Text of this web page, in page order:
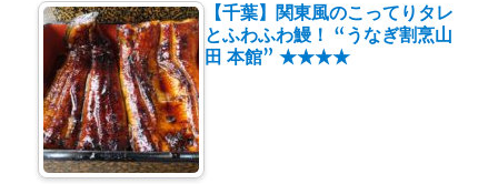
【千葉】関東風のこってりタレ
とふわふわ鰻！ “うなぎ割烹山
田 本館” ★★★★